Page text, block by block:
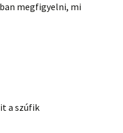
megfigyelni, mi
a szúfik